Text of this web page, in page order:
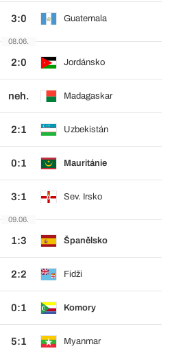
3:0 Guatemala
08.06.
2:0 Jordánsko
neh. Madagaskar
2:1 Uzbekistán
0:1 Mauritánie
3:1 Sev. Irsko
09.06.
1:3 Španělsko
2:2 Fidži
0:1 Komory
5:1 Myanmar